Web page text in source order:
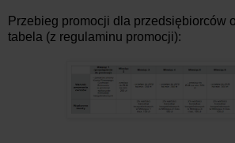
Przebieg promocji dla przedsiębiorców
tabela (z regulaminu promocji):